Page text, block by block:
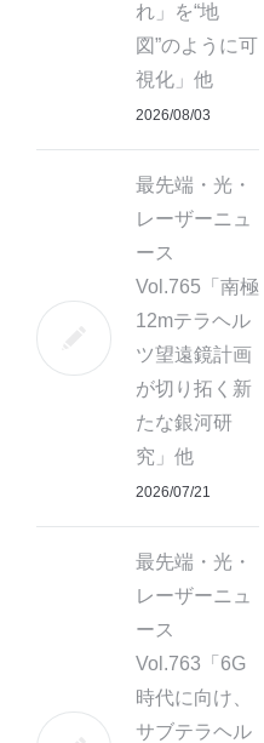
れ」を“地
図”のように可
視化」他
2026/08/03
最先端・光・
レーザーニュ
ース
Vol.765「南極
12mテラヘル
ツ望遠鏡計画
が切り拓く新
たな銀河研
究」他
2026/07/21
最先端・光・
レーザーニュ
ース
Vol.763「6G
時代に向け、
サブテラヘル